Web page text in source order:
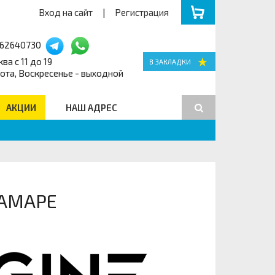
Вход на сайт | Регистрация
с 11 до 19
Воскресенье - выходной
АКЦИИ НАШ АДРЕС